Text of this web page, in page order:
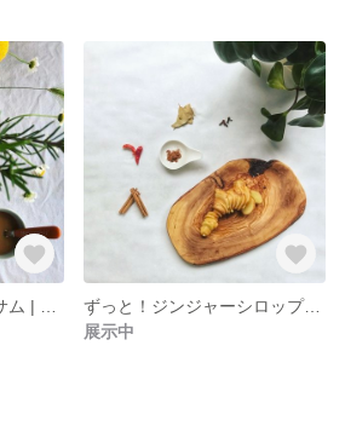
ずっと！ジンジャーシロップの素
展示中